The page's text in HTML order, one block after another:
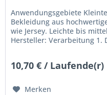
Anwendungsgebiete
Bekleidung aus
wie Jersey. Leichte bis
Hersteller: Verarbeitung 1.
10,70 € /
Merken